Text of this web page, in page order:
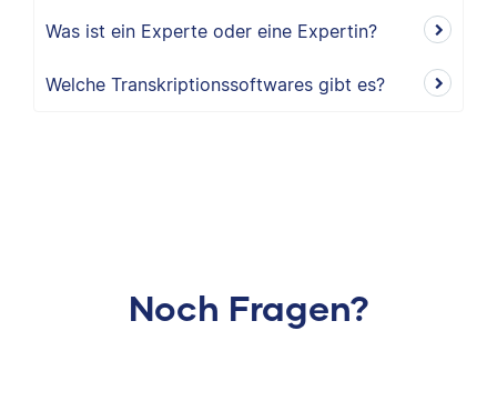
Was ist ein Experte oder eine Expertin?
Welche Transkriptionssoftwares gibt es?
Noch Fragen?